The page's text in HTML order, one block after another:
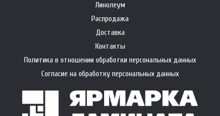
Линолеум
Распродажа
Доставка
Контакты
Политика в отношении обработки персональных данных
Согласие на обработку персональных данных